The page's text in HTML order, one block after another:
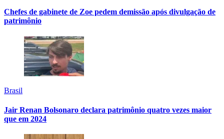
Chefes de gabinete de Zoe pedem demissão após divulgação de
patrimônio
Brasil
Jair Renan Bolsonaro declara patrimônio quatro vezes maior
que em 2024